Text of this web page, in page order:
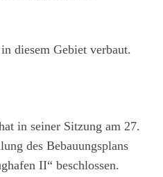
diesem Gebiet verbaut.
in seiner Sitzung am 27.
des Bebauungsplans
II“ beschlossen.